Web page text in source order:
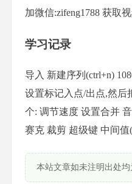
加微信:zifeng1788 获取
学习记录
导入 新建序列(ctrl+n)
设置标记入点/出点,然后
个: 调节速度 设置合并
赛克 裁剪 超级键 中间
本站文章如未注明出处